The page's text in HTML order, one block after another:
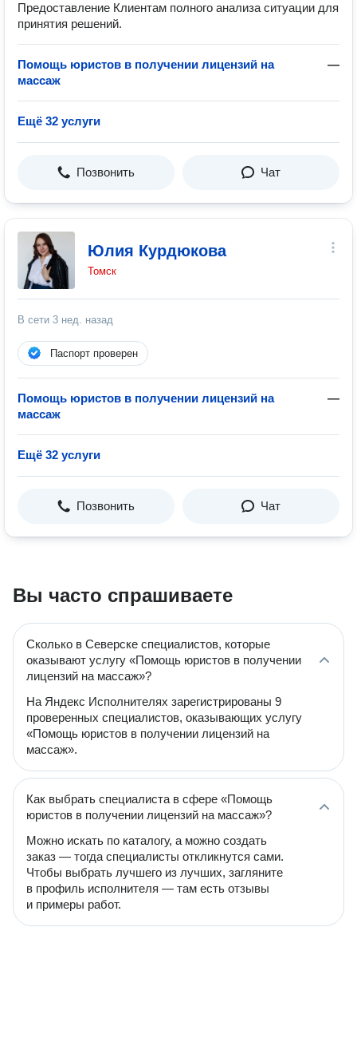
Предоставление Клиентам полного анализа ситуации для
принятия решений.
Помощь юристов в получении лицензий на
массаж
—
Ещё 32 услуги
Позвонить Чат
Юлия Курдюкова
Томск
В сети 3 нед. назад
Паспорт проверен
Помощь юристов в получении лицензий на
массаж
—
Ещё 32 услуги
Позвонить Чат
Вы часто спрашиваете
Сколько в Северске специалистов, которые
оказывают услугу «Помощь юристов в получении
лицензий на массаж»?
На Яндекс Исполнителях зарегистрированы 9
проверенных специалистов, оказывающих услугу
«Помощь юристов в получении лицензий на
массаж».
Как выбрать специалиста в сфере «Помощь
юристов в получении лицензий на массаж»?
Можно искать по каталогу, а можно создать
заказ — тогда специалисты откликнутся сами.
Чтобы выбрать лучшего из лучших, загляните
в профиль исполнителя — там есть отзывы
и примеры работ.